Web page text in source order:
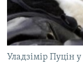
Уладзімір Пуцін